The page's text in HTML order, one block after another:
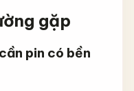
gặp
pin có bền